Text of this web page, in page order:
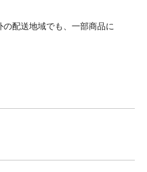
配送地域でも、一部商品に